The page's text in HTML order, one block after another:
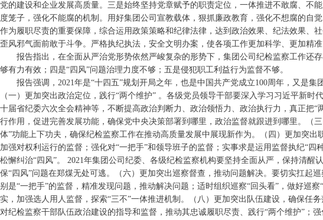
党的建设和企业发展高质量。三是始终坚持党章赋予的职责定位，一体推进不敢腐、不
度笼子，强化不能腐的机制。用好集团公司宣教载体，狠抓廉政教育，强化不想腐的
作为履职尽责的重要保障，综合运用政策策略和纪律法律，达到政治效果、纪法效果、
歪风邪气面前敢于斗争。严格执纪执法，安全文明办案，使各项工作更加科学、更加精准
报告指出，在全面从严治党形势依然严峻复杂的形势下，集团公司纪检监察工作还
够有力有效；四是“四风”问题治理力度不够；五是侵犯职工利益行为监督不够。
报告强调，2021年是“十四五”规划开局之年，也是中国共产党成立100周年，又是
（一）更加突出政治定位，践行“两个维护” 。各级党员领导干部要深入学习习近平新
十届省纪委六次全会精神等，不断提高政治判断力、政治领悟力、政治执行力，真正把
行作用，促进完善发展功能，确保党中央决策部署到哪里，政治监督就跟进到哪里。（
体”功能上下功夫，确保纪检监察工作在推动高质量发展中展现新作为。（四）更加突
加强对权利运行的监督；强化对“一把手”和领导班子的监督；实事求是运用监督执纪“
松懈纠治“四风”。 2021年集团公司纪委、各级纪检监察机构要坚持全面从严，保持清
保“四风”问题在郑煤无处可逃。（六）更加突出巡察督查，推动问题解决。要切实扛
别是“一把手”的监督，精准发现问题，推动解决问题；适时组织巡察“回头看”，做好巡
实，加强选人用人监督，探索“三不”一体推进机制。（八）更加突出队伍建设，确保任
对纪检监察干部队伍政治建设的指导和监督，推动其忠诚履职尽责、践行“两个维护”；